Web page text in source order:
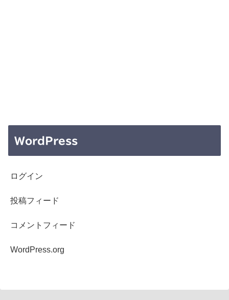
WordPress
ログイン
投稿フィード
コメントフィード
WordPress.org